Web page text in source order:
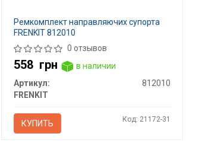
VW
Ремкомплект направляючих супорта
FRENKIT 812010
0 отзывов
558 грн
в наличии
Артикул:
812010
FRENKIT
КУПИТЬ Код: 21172-31